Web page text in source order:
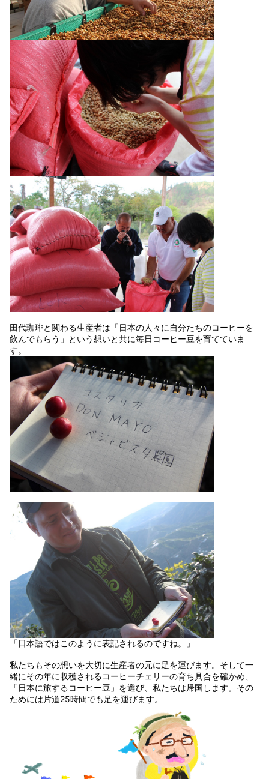
田代珈琲と関わる生産者は「日本の人々に自分たちのコーヒーを
飲んでもらう」という想いと共に毎日コーヒー豆を育てていま
す。
「日本語ではこのように表記されるのですね。」
私たちもその想いを大切に生産者の元に足を運びます。そして一
緒にその年に収穫されるコーヒーチェリーの育ち具合を確かめ、
「日本に旅するコーヒー豆」を選び、私たちは帰国します。その
ためには片道25時間でも足を運びます。